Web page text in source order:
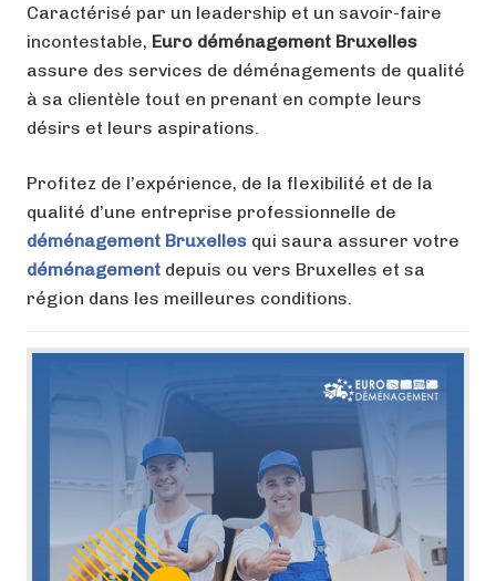
Caractérisé par un leadership et un savoir-faire
incontestable, Euro déménagement Bruxelles
assure des services de déménagements de qualité
à sa clientèle tout en prenant en compte leurs
désirs et leurs aspirations.
Profitez de l’expérience, de la flexibilité et de la
qualité d’une entreprise professionnelle de
déménagement Bruxelles qui saura assurer votre
déménagement depuis ou vers Bruxelles et sa
région dans les meilleures conditions.